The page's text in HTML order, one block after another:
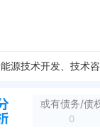
开立基本存款账户
态
或有债务/债
0